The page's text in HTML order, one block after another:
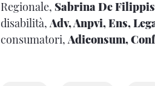
Regionale, Sabrina De Filippis
disabilità,Adv, Anpvi, Ens,
consumatori,Adiconsum,